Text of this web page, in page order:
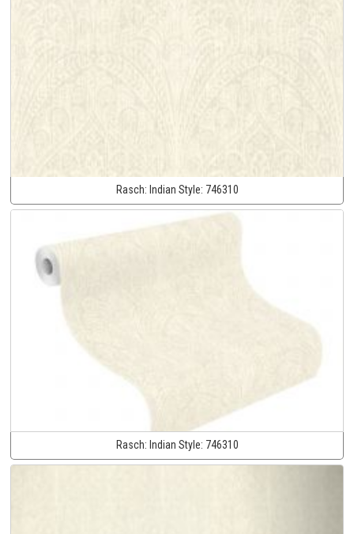
Rasch: Indian Style: 746310
Rasch: Indian Style: 746310